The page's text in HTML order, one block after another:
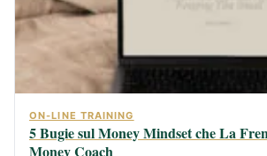
ON-LINE TRAINING
5 Bugie sul Money Mindset che La
Money Coach